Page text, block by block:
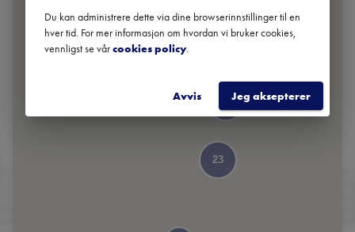
23
Du kan administrere dette via dine browserinnstillinger til en
hver tid. For mer informasjon om hvordan vi bruker cookies,
vennligst se vårcookies policy.
Avvis Jeg aksepterer